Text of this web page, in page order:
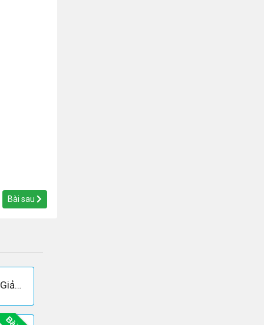
Bài sau
Câu 8 trang 224 SGK Đại số và Giải tích 11 Nâng cao